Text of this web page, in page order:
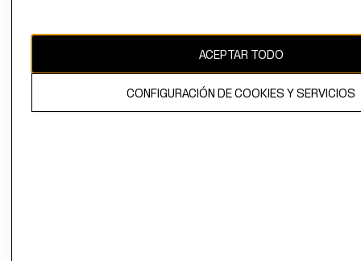
ACEPTAR TODO
CONFIGURACIÓN DE COOKIES Y SERVICIOS